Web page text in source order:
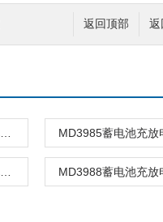
返
返回顶部
MD3985蓄电池充放
MD3988蓄电池充放